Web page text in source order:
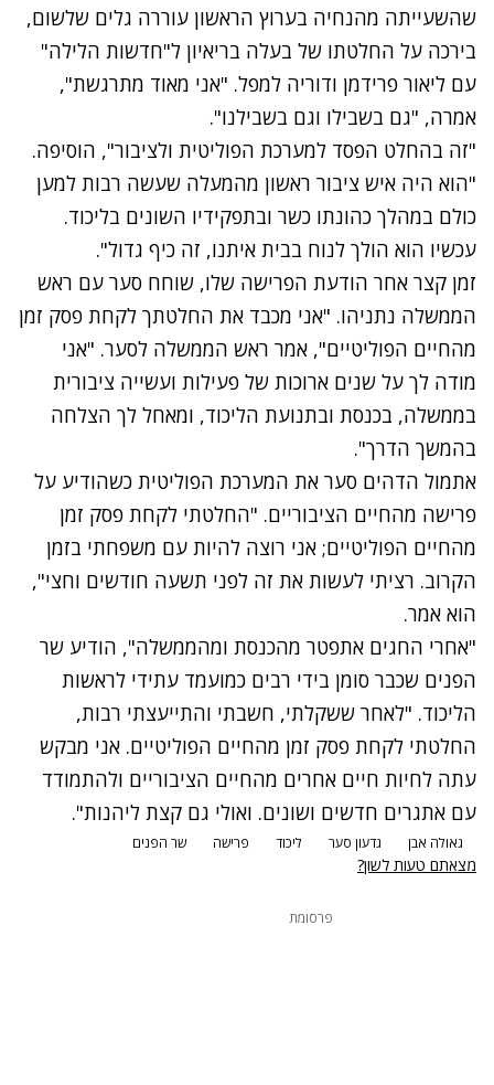
שהשעייתה מהנחיה בערוץ הראשון עוררה גלים שלשום,
בירכה על החלטתו של בעלה בריאיון ל"חדשות הלילה"
עם ליאור פרידמן ודוריה למפל. "אני מאוד מתרגשת",
אמרה, "גם בשבילו וגם בשבילנו".
נתקלנו בבעיה
נסה שוב
"זה בהחלט הפסד למערכת הפוליטית ולציבור", הוסיפה.
"הוא היה איש ציבור ראשון מהמעלה שעשה רבות למען
כולם במהלך כהונתו כשר ובתפקידיו השונים בליכוד.
עכשיו הוא הולך לנוח בבית איתנו, זה כיף גדול".
זמן קצר אחר הודעת הפרישה שלו, שוחח סער עם ראש
הממשלה נתניהו. "אני מכבד את החלטתך לקחת פסק זמן
מהחיים הפוליטיים", אמר ראש הממשלה לסער. "אני
מודה לך על שנים ארוכות של פעילות ועשייה ציבורית
בממשלה, בכנסת ובתנועת הליכוד, ומאחל לך הצלחה
בהמשך הדרך".
נסה שוב
אתמול הדהים סער את המערכת הפוליטית כשהודיע על
פרישה מהחיים הציבוריים. "החלטתי לקחת פסק זמן
מהחיים הפוליטיים; אני רוצה להיות עם משפחתי בזמן
הקרוב. רציתי לעשות את זה לפני תשעה חודשים וחצי",
הוא אמר.
"אחרי החגים אתפטר מהכנסת ומהממשלה", הודיע שר
הפנים שכבר סומן בידי רבים כמועמד עתידי לראשות
הליכוד. "לאחר ששקלתי, חשבתי והתייעצתי רבות,
החלטתי לקחת פסק זמן מהחיים הפוליטיים. אני מבקש
עתה לחיות חיים אחרים מהחיים הציבוריים ולהתמודד
עם אתגרים חדשים ושונים. ואולי גם קצת ליהנות".
גאולה אבן גדעון סער ליכוד פרישה שר הפנים
מצאתם טעות לשון?
פרסומת